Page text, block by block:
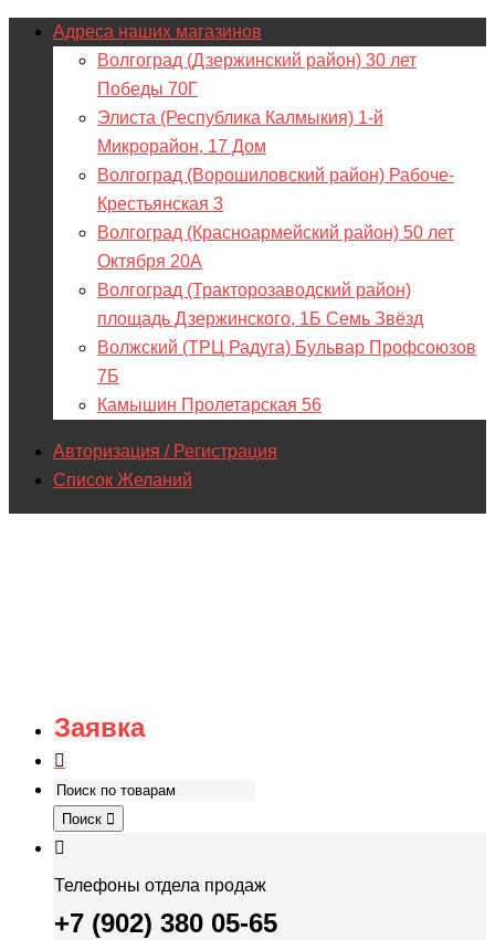
Адреса наших магазинов
Волгоград (Дзержинский район) 30 лет
Победы 70Г
Элиста (Республика Калмыкия) 1-й
Микрорайон, 17 Дом
Волгоград (Ворошиловский район) Рабоче-
Крестьянская 3
Волгоград (Красноармейский район) 50 лет
Октября 20А
Волгоград (Тракторозаводский район)
площадь Дзержинского, 1Б Семь Звёзд
Волжский (ТРЦ Радуга) Бульвар Профсоюзов
7Б
Камышин Пролетарская 56
Авторизация / Регистрация
Список Желаний
Заявка
Поиск
Телефоны отдела продаж
+7 (902) 380 05-65